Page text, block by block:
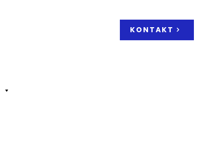
KONTAKT